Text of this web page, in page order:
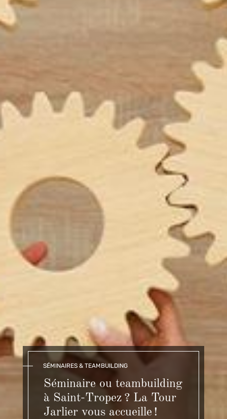
SÉMINAIRES & TEAMBUILDING
Séminaire ou teambuilding
à Saint-Tropez ? La Tour
Jarlier vous accueille !